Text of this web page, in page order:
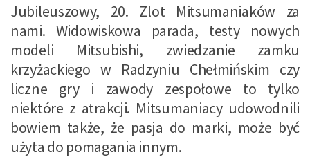
Jubileuszowy, 20. Zlot Mitsumaniaków za
nami. Widowiskowa parada, testy nowych
modeli Mitsubishi, zwiedzanie zamku
krzyżackiego w Radzyniu Chełmińskim czy
liczne gry i zawody zespołowe to tylko
niektóre z atrakcji. Mitsumaniacy udowodnili
bowiem także, że pasja do marki, może być
użyta do pomagania innym.